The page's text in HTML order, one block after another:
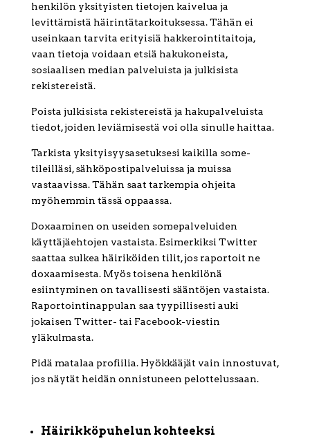
henkilön yksityisten tietojen kaivelua ja
levittämistä häirintätarkoituksessa. Tähän ei
useinkaan tarvita erityisiä hakkerointitaitoja,
vaan tietoja voidaan etsiä hakukoneista,
sosiaalisen median palveluista ja julkisista
rekistereistä.
Poista julkisista rekistereistä ja hakupalveluista
tiedot, joiden leviämisestä voi olla sinulle haittaa.
Tarkista yksityisyysasetuksesi kaikilla some-
tileilläsi, sähköpostipalveluissa ja muissa
vastaavissa. Tähän saat tarkempia ohjeita
myöhemmin tässä oppaassa.
Doxaaminen on useiden somepalveluiden
käyttäjäehtojen vastaista. Esimerkiksi Twitter
saattaa sulkea häiriköiden tilit, jos raportoit ne
doxaamisesta. Myös toisena henkilönä
esiintyminen on tavallisesti sääntöjen vastaista.
Raportointinappulan saa tyypillisesti auki
jokaisen Twitter- tai Facebook-viestin
yläkulmasta.
Pidä matalaa profiilia. Hyökkääjät vain innostuvat,
jos näytät heidän onnistuneen pelottelussaan.
Häirikköpuhelun kohteeksi